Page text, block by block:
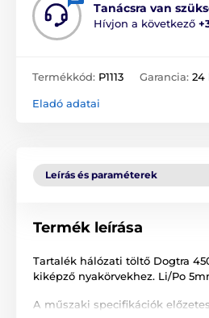
Tanácsra van
Hívjon a következő
Termékkód: P1113 Garancia: 24
Eladó adatai
Leírás és paraméterek
Termék leírása
Tartalék hálózati töltő Dogtra
kiképző nyakörvekhez. Li/Po
A műszaki specifikációk